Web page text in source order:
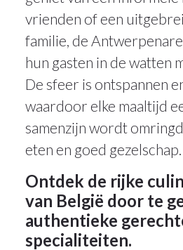
vrienden of een
familie, de
hun gasten in de watten
De sfeer is ontspannen
waardoor elke maaltijd
samenzijn wordt
eten en goed gezelschap.
Ontdek de rijke
van België door te
authentieke
specialiteiten.